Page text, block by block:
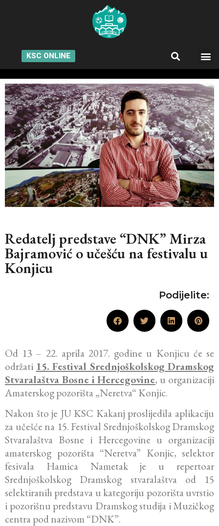
KSC ONLINE
Redatelj predstave “DNK” Mirza
Bajramović o učešću na festivalu u
Konjicu
Podijelite:
Od 13 – 22. aprila 2017. godine u Konjicu će se
održati 15. Festival Srednjoškolskog Dramskog
Stvaralaštva Bosne i Hercegovine, u organizaciji
Amaterskog pozorišta „Neretva“ Konjic.
Nakon što je JU KSC Kakanj proslijedila aplikaciju
za učešće na 15. Festival Srednjoškolskog Dramskog
Stvaralaštva Bosne i Hercegovine u organizaciji
amaterskog pozorišta “Neretva” Konjic, selektor
fesivala Hamica Nametak je u repertoar
Srednjoškolskog Dramskog stvaralaštva od 15
selektiranih predstava u kategoriju pozorišta uvrstio
i pozorišnu predstavu Dramskog studija i Muzičkog
centra pod nazivom “DNK”.